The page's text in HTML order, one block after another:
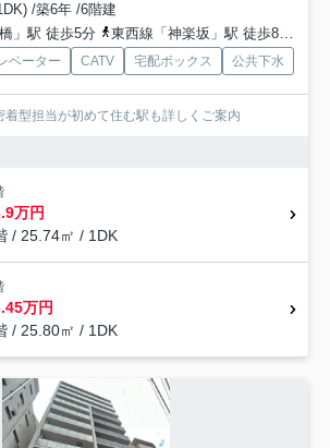
/築6年 /6階建
」駅 徒歩5分
東西線「神楽坂」駅 徒歩8分
ベーター CATV 宅配ボックス 公共下水
着型担当が初めて住む駅も詳しくご案内
万円
/ 25.74㎡ / 1DK
万円
/ 25.80㎡ / 1DK